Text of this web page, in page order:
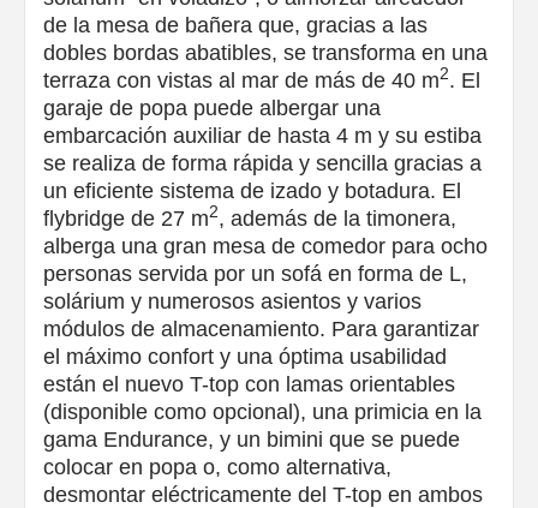
de la mesa de bañera que, gracias a las
dobles bordas abatibles, se transforma en una
terraza con vistas al mar de más de 40 m2. El
garaje de popa puede albergar una
embarcación auxiliar de hasta 4 m y su estiba
se realiza de forma rápida y sencilla gracias a
un eficiente sistema de izado y botadura. El
flybridge de 27 m2, además de la timonera,
alberga una gran mesa de comedor para ocho
personas servida por un sofá en forma de L,
solárium y numerosos asientos y varios
módulos de almacenamiento. Para garantizar
el máximo confort y una óptima usabilidad
están el nuevo T-top con lamas orientables
(disponible como opcional), una primicia en la
gama Endurance, y un bimini que se puede
colocar en popa o, como alternativa,
desmontar eléctricamente del T-top en ambos